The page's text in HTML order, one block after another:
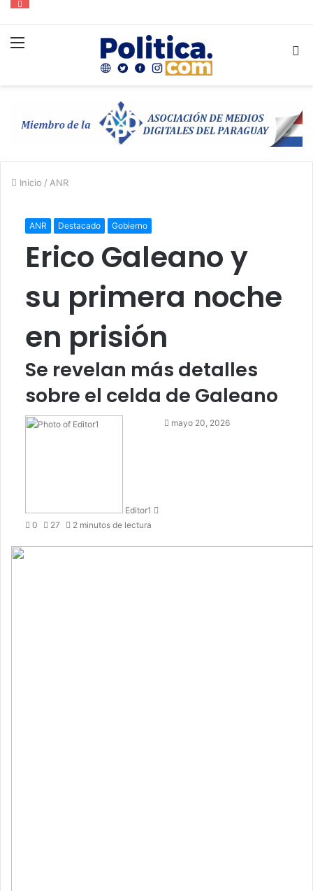
Inicio / ANR
ANR Destacado Gobierno
Erico Galeano y
su primera noche
en prisión
Se revelan más detalles
sobre el celda de Galeano
Editor1
Sendmayo 20, 2026
0 27 2 minutos de lectura